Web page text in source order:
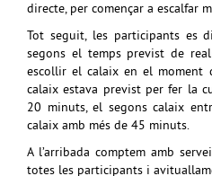
directe, per començar a escalfar
Tot seguit, les participants es
segons el temps previst de
escollir el calaix en el moment
calaix estava previst per fer la
20 minuts, el segons calaix
calaix amb més de 45 minuts.
A l’arribada comptem amb
totes les participants i